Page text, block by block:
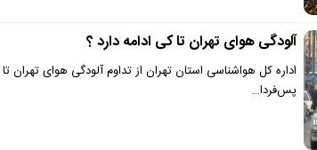
آلودگی هوای تهران تا کی ادامه دارد ؟
پس‌فردا…